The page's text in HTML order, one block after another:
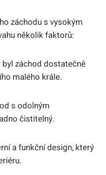
záchodu s vysokým
několik faktorů:
byl záchod dostatečně
malého krále.
s odolným
čistitelný.
a funkční design, který